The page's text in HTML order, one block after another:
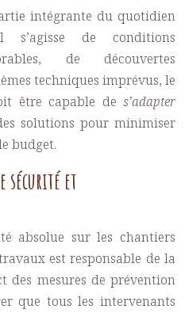
intégrante du quotidien
de conditions
de découvertes
techniques imprévus, le
être capable de s’adapter
solutions pour minimiser
budget.
sécurité et
absolue sur les chantiers
est responsable de la
des mesures de prévention
que tous les intervenants